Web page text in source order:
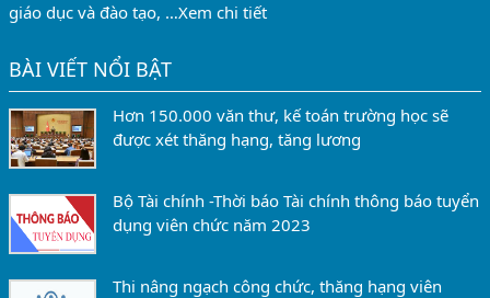
giáo dục và đào tạo, …Xem chi tiết
BÀI VIẾT NỔI BẬT
Hơn 150.000 văn thư, kế toán trường học sẽ
được xét thăng hạng, tăng lương
Bộ Tài chính -Thời báo Tài chính thông báo tuyển
dụng viên chức năm 2023
Thi nâng ngạch công chức, thăng hạng viên